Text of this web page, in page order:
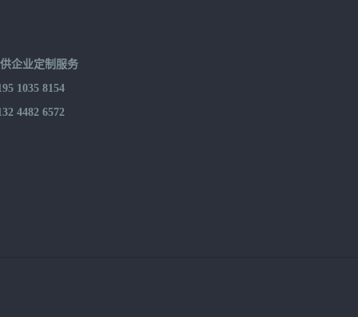
企业定制服务
1035 8154
4482 6572